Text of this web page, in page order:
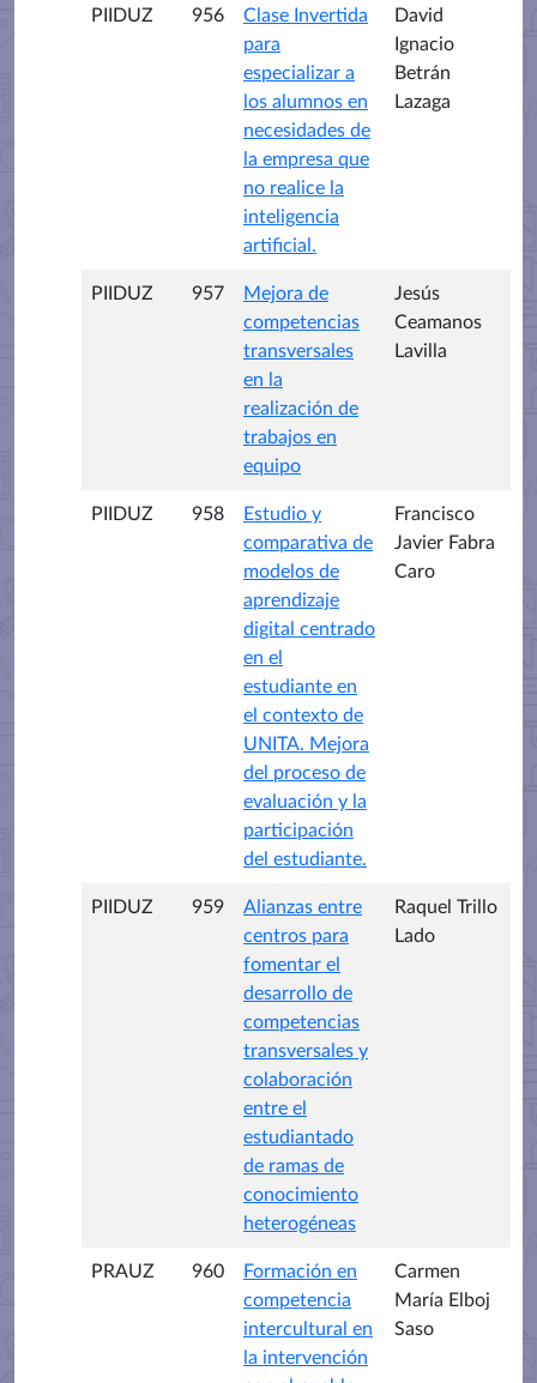
PIIDUZ 956
Clase Invertida
para
especializar a
los alumnos en
necesidades de
la empresa que
no realice la
inteligencia
artificial.
David
Ignacio
Betrán
Lazaga
PIIDUZ 957
Mejora de
competencias
transversales
en la
realización de
trabajos en
equipo
Jesús
Ceamanos
Lavilla
PIIDUZ 958
Estudio y
comparativa de
modelos de
aprendizaje
digital centrado
en el
estudiante en
el contexto de
UNITA. Mejora
del proceso de
evaluación y la
participación
del estudiante.
Francisco
Javier Fabra
Caro
PIIDUZ 959
Alianzas entre
centros para
fomentar el
desarrollo de
competencias
transversales y
colaboración
entre el
estudiantado
de ramas de
conocimiento
heterogéneas
Raquel Trillo
Lado
PRAUZ 960
Formación en
competencia
intercultural en
la intervención
Carmen
María Elboj
Saso